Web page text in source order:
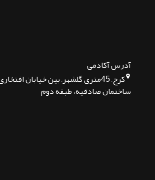
آدرس آکادمی
کرج, 45متری گلشهر, بین خیابان
ساختمان صادقیه، طبقه دوم